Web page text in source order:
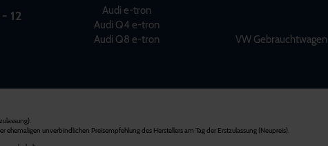
12
Audi e-tron
Audi Q4 e-tron
Audi Q8 e-tron
VW Gebrauchtwagen
unverbindlichen Preisempfehlung des Herstellers am Tag der Erstzulassung (Neupreis).